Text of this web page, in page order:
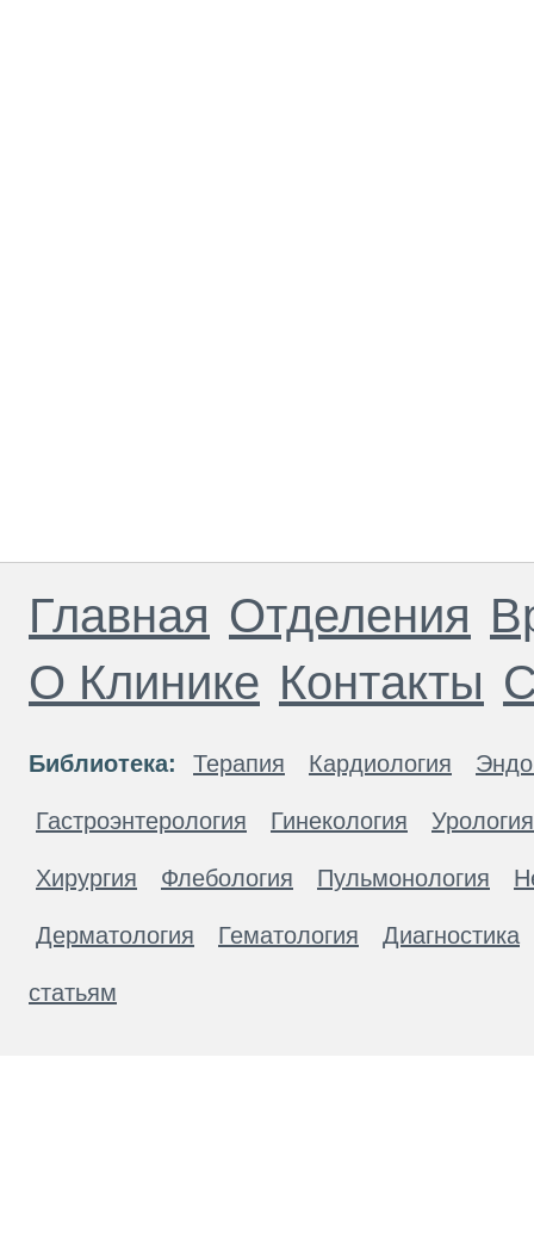
Главная Отделения
О Клинике Контакты
Библиотека: Терапия Кардиология
Гастроэнтерология Гинекология Урология
Хирургия Флебология Пульмонология
Дерматология Гематология Диагностика
статьям